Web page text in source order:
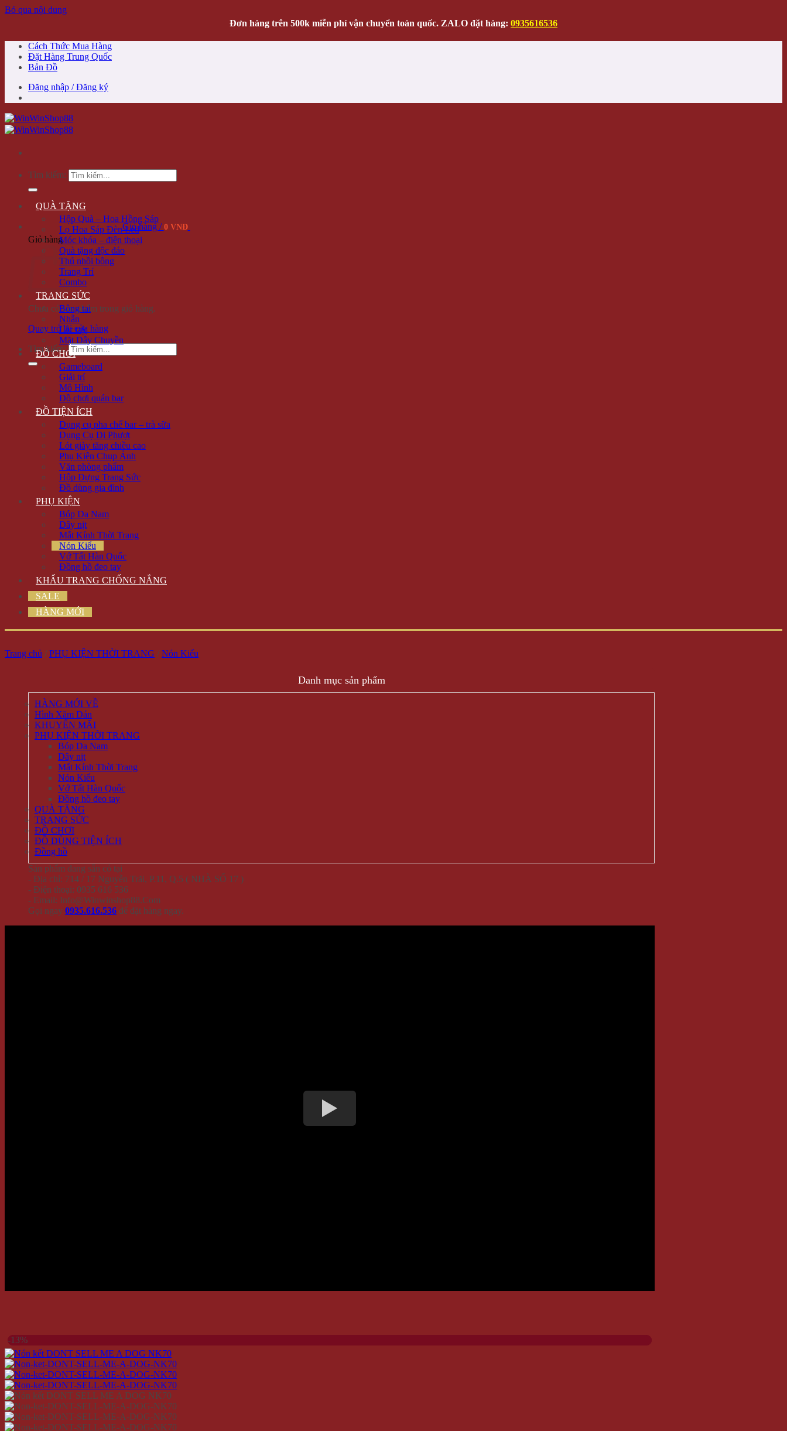
Bỏ qua nội dung
Đơn hàng trên 500k miễn phí vận chuyển toàn quốc. ZALO đặt hàng: 0935616536
Cách Thức Mua Hàng
Đặt Hàng Trung Quốc
Bản Đồ
Đăng nhập / Đăng ký
Tìm kiếm:
Giỏ hàng / 0 VNĐ
Giỏ hàng
Chưa có sản phẩm trong giỏ hàng.
Quay trở lại cửa hàng
Tìm kiếm:
QUÀ TẶNG
Hộp Quà – Hoa Hồng Sáp
Lọ Hoa Sáp Đèn Led
Móc khóa – điện thoại
Quà tặng độc đáo
Thú nhồi bông
Trang Trí
Combo
TRANG SỨC
Bông tai
Nhẫn
Lắc tay
Mặt Dây Chuyền
ĐỒ CHƠI
Gameboard
Giải trí
Mô Hình
Đồ chơi quán bar
ĐỒ TIỆN ÍCH
Dụng cụ pha chế bar – trà sữa
Dụng Cụ Đi Phượt
Lót giày tăng chiều cao
Phụ Kiện Chụp Ảnh
Văn phòng phẩm
Hộp Đựng Trang Sức
Đồ dùng gia đình
PHỤ KIỆN
Bóp Da Nam
Dây nịt
Mắt Kính Thời Trang
Nón Kiểu
Vớ Tất Hàn Quốc
Đồng hồ đeo tay
KHẨU TRANG CHỐNG NẮNG
SALE
HÀNG MỚI
Trang chủ / PHỤ KIỆN THỜI TRANG / Nón Kiểu
Danh mục sản phẩm
HÀNG MỚI VỀ
Hình Xăm Dán
KHUYẾN MÃI
PHỤ KIỆN THỜI TRANG
Bóp Da Nam
Dây nịt
Mắt Kính Thời Trang
Nón Kiểu
Vớ Tất Hàn Quốc
Đồng hồ đeo tay
QUÀ TẶNG
TRANG SỨC
ĐỒ CHƠI
ĐỒ DÙNG TIỆN ÍCH
Đồng hồ
Sản phẩm đang sẵn có tại
- Địa chỉ: 714 / 17 Nguyễn Trãi, P.11, Q.5 ( NHÀ SỐ 17 )
- Điện thoại: 0935 616 536
- Email: Info@Winwinshop88.Com
Gọi ngay 0935.616.536 để đặt hàng ngay.
-13%